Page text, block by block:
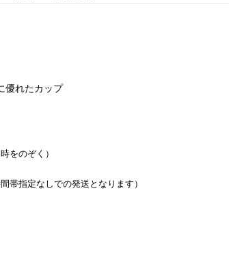
優れたカップ
をのぞく）
帯指定なしでの発送となります）